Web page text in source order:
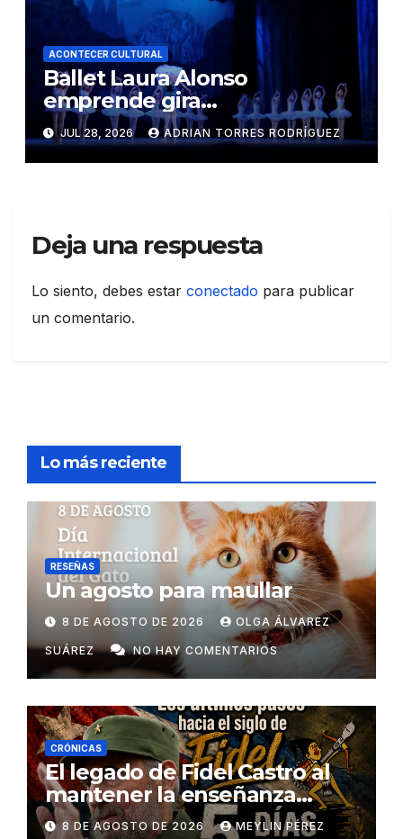
ACONTECER CULTURAL
Ballet Laura Alonso
emprende gira
centroamericana
JUL 28, 2026 ADRIAN TORRES RODRÍGUEZ
Deja una respuesta
Lo siento, debes estar conectado para publicar
un comentario.
Lo más reciente
RESEÑAS
Un agosto para maullar
8 DE AGOSTO DE 2026 OLGA ÁLVAREZ
SUÁREZ NO HAY COMENTARIOS
CRÓNICAS
El legado de Fidel Castro al
mantener la enseñanza
como un derecho universal
8 DE AGOSTO DE 2026 MEYLIN PÉREZ